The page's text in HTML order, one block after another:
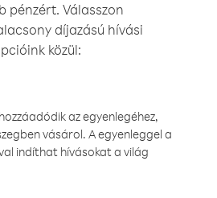
pénzért. Válasszon
díjazású hívási
közül:
az egyenlegéhez,
vásárol. A egyenleggel a
indíthat hívásokat a világ